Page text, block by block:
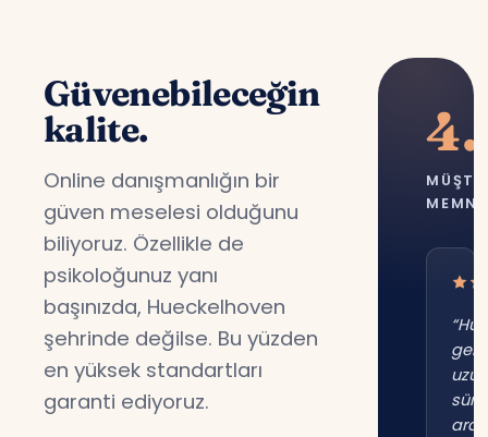
Güvenebileceğin
kalite.
Online danışmanlığın bir
güven meselesi olduğunu
biliyoruz. Özellikle de
psikoloğunuz yanı
başınızda, Hueckelhoven
şehrinde değilse. Bu yüzden
en yüksek standartları
garanti ediyoruz.
uzun
süre